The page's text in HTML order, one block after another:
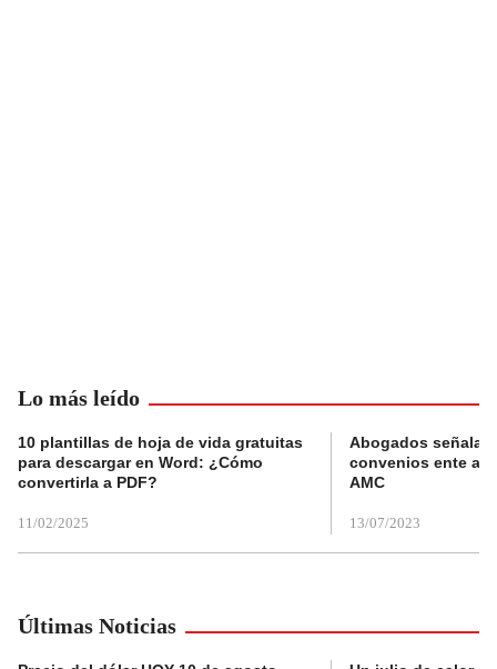
Lo más leído
10 plantillas de hoja de vida gratuitas
para descargar en Word: ¿Cómo
convertirla a PDF?
11/02/2025
Abogados
convenios ente
AMC
13/07/2023
Últimas Noticias